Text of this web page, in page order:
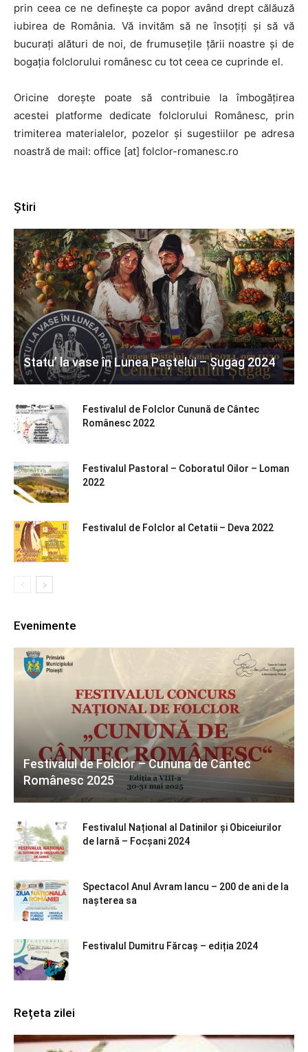
prin ceea ce ne definește ca popor având drept călăuză
iubirea de România. Vă invităm să ne însoțiți și să vă
bucurați alături de noi, de frumusețile țării noastre și de
bogația folclorului românesc cu tot ceea ce cuprinde el.
Oricine dorește poate să contribuie la îmbogățirea
acestei platforme dedicate folclorului Românesc, prin
trimiterea materialelor, pozelor și sugestiilor pe adresa
noastră de mail: office [at] folclor-romanesc.ro
Știri
Statu’ la vase în Lunea Paștelui – Șugag 2024
Festivalul de Folclor Cunună de Cântec
Românesc 2022
Festivalul Pastoral – Coboratul Oilor – Loman
2022
Festivalul de Folclor al Cetatii – Deva 2022
Evenimente
Festivalul de Folclor – Cununa de Cântec
Românesc 2025
Festivalul Național al Datinilor și Obiceiurilor
de Iarnă – Focșani 2024
Spectacol Anul Avram Iancu – 200 de ani de la
nașterea sa
Festivalul Dumitru Fărcaș – ediția 2024
Rețeta zilei